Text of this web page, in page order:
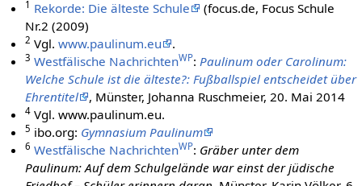
1 Rekorde: Die älteste Schule
(focus.de, Focus Schule
Nr.2 (2009)
2 Vgl.www.paulinum.eu .
3 Westfälische NachrichtenWP:Paulinum oder Carolinum:
Welche Schule ist die älteste?: Fußballspiel entscheidet über
Ehrentitel
, Münster, Johanna Ruschmeier, 20. Mai 2014
4 Vgl. www.paulinum.eu.
5 ibo.org: Gymnasium Paulinum
6 Westfälische NachrichtenWP: Gräber unter dem
Paulinum: Auf dem Schulgelände war einst der jüdische